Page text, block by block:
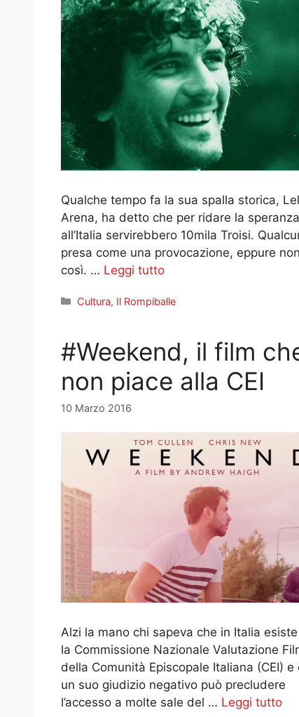
Qualche tempo fa la sua spalla storica,
Arena, ha detto che per ridare la speranza
all’Italia servirebbero 10mila Troisi.
presa come una provocazione, eppure
così. … Leggi tutto
Categorie
Cultura, Il Rompiballe
#Weekend, il film
non piace alla CEI
10 Marzo 2016
Alzi la mano chi sapeva che in Italia esiste
la Commissione Nazionale Valutazione
della Comunità Episcopale Italiana (CEI) e
un suo giudizio negativo può precludere
l’accesso a molte sale del … Leggi tutto